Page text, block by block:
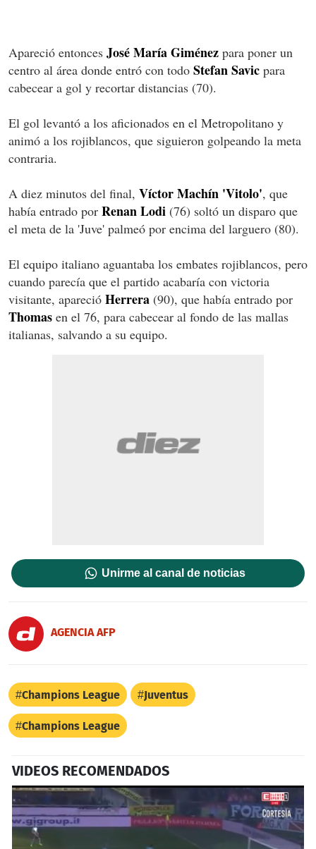
Apareció entonces JoséMaría Giménez para poner un
centro al área donde entró con todo Stefan Savic para
cabecear a gol y recortar distancias (70).
El gol levantó a los aficionados en el Metropolitano y
animó a los rojiblancos, que siguieron golpeando la meta
contraria.
A diez minutos del final, Víctor Machín 'Vitolo', que
había entrado por Renan Lodi (76) soltó un disparo que
el meta de la 'Juve' palmeó por encima del larguero (80).
El equipo italiano aguantaba los embates rojiblancos, pero
cuando parecía que el partido acabaría con victoria
visitante, apareció Herrera (90), que había entrado por
Thomas en el 76, para cabecear al fondo de las mallas
italianas, salvando a su equipo.
Unirme al canal de noticias
AGENCIA AFP
Champions League Juventus
Champions League
VIDEOS RECOMENDADOS